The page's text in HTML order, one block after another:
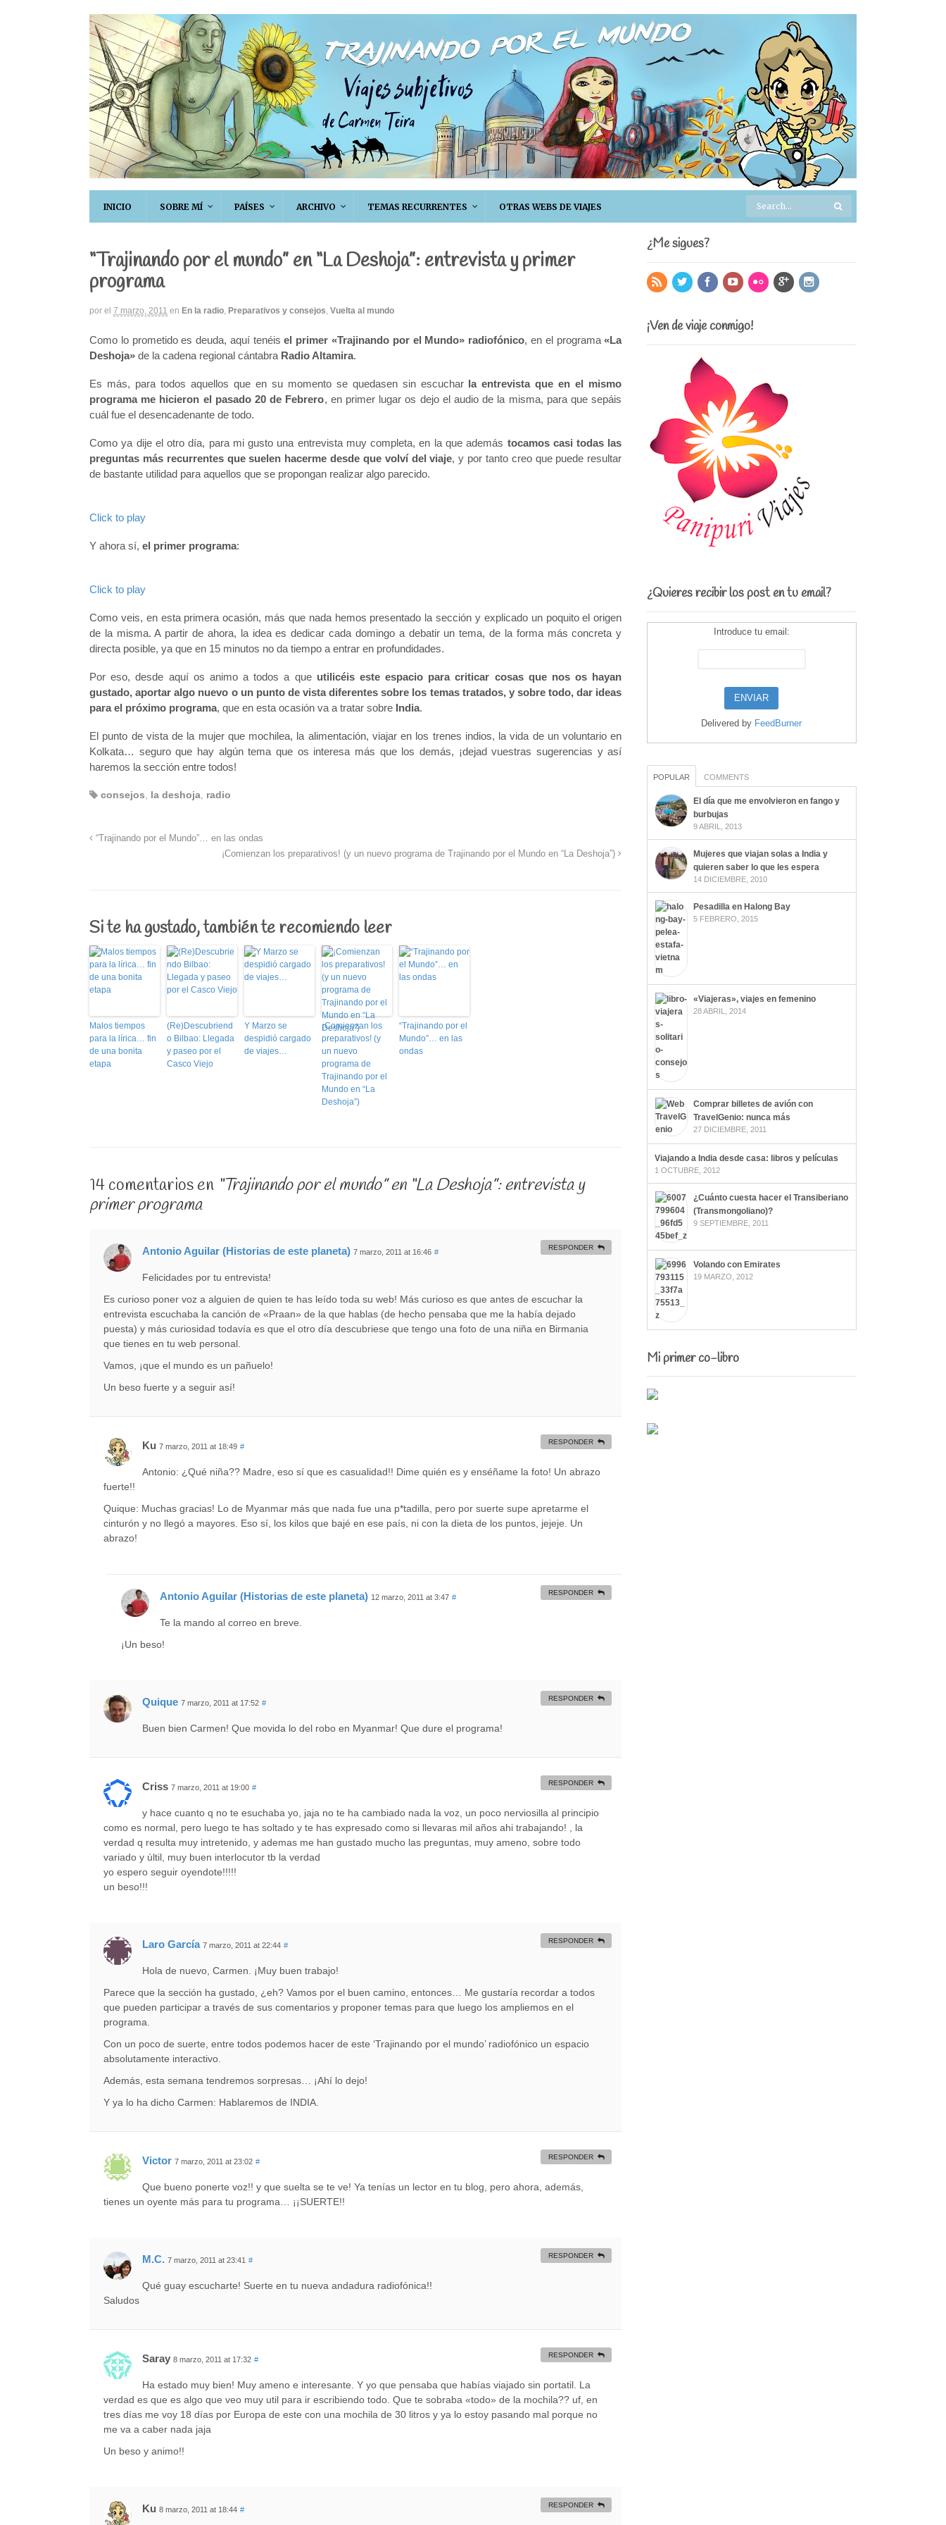
INICIO SOBRE MÍ PAÍSES ARCHIVO TEMAS RECURRENTES OTRAS WEBS DE VIAJES
“Trajinando por el mundo” en “La Deshoja”: entrevista y primer
programa
por el 7 marzo, 2011 en En la radio, Preparativos y consejos, Vuelta al mundo
Como lo prometido es deuda, aquí tenéisel primer «Trajinando por el Mundo» radiofónico, en el programa«La
Deshoja» de la cadena regional cántabra Radio Altamira.
Es más, para todos aquellos que en su momento se quedasen sin escucharla entrevista que en el mismo
programa me hicieron el pasado 20 de Febrero, en primer lugar os dejo el audio de la misma, para que sepáis
cuál fue el desencadenante de todo.
Como ya dije el otro día, para mi gusto una entrevista muy completa, en la que además tocamos casi todas las
preguntas más recurrentes que suelen hacerme desde que volví del viaje, y por tanto creo que puede resultar
de bastante utilidad para aquellos que se propongan realizar algo parecido.
Click to play
Y ahora sí, el primer programa:
Click to play
Como veis, en esta primera ocasión, más que nada hemos presentado la sección y explicado un poquito el origen
de la misma. A partir de ahora, la idea es dedicar cada domingo a debatir un tema, de la forma más concreta y
directa posible, ya que en 15 minutos no da tiempo a entrar en profundidades.
Por eso, desde aquí os animo a todos a que utilicéis este espacio para criticar cosas que nos os hayan
gustado, aportar algo nuevo o un punto de vista diferentes sobre los temas tratados, y sobre todo, dar ideas
para el próximo programa, que en esta ocasión va a tratar sobre India.
El punto de vista de la mujer que mochilea, la alimentación, viajar en los trenes indios, la vida de un voluntario en
Kolkata… seguro que hay algún tema que os interesa más que los demás, ¡dejad vuestras sugerencias y así
haremos la sección entre todos!
consejos la deshoja radio
“Trajinando por el Mundo”… en las ondas
¡Comienzan los preparativos! (y un nuevo programa de Trajinando por el Mundo en “La Deshoja”)
Si te ha gustado, también te recomiendo leer
Malos tiempos
para la lírica… fin
de una bonita
etapa
(Re)Descubriend
o Bilbao: Llegada
y paseo por el
Casco Viejo
Y Marzo se
despidió cargado
de viajes…
¡Comienzan los
preparativos! (y
un nuevo
programa de
Trajinando por el
Mundo en “La
Deshoja”)
“Trajinando por el
Mundo”… en las
ondas
14 comentarios en “Trajinando por el mundo” en “La Deshoja”: entrevista y
primer programa
Antonio Aguilar (Historias de este planeta) 7 marzo, 2011 at 16:46 #
Felicidades por tu entrevista!
Es curioso poner voz a alguien de quien te has leído toda su web! Más curioso es que antes de escuchar la
entrevista escuchaba la canción de «Praan» de la que hablas (de hecho pensaba que me la había dejado
puesta) y más curiosidad todavía es que el otro día descubriese que tengo una foto de una niña en Birmania
que tienes en tu web personal.
Vamos, ¡que el mundo es un pañuelo!
Un beso fuerte y a seguir así!
RESPONDER
Ku 7 marzo, 2011 at 18:49 #
Antonio: ¿Qué niña?? Madre, eso sí que es casualidad!! Dime quién es y enséñame la foto! Un abrazo
fuerte!!
Quique: Muchas gracias! Lo de Myanmar más que nada fue una p*tadilla, pero por suerte supe apretarme el
cinturón y no llegó a mayores. Eso sí, los kilos que bajé en ese país, ni con la dieta de los puntos, jejeje. Un
abrazo!
RESPONDER
Antonio Aguilar (Historias de este planeta) 12 marzo, 2011 at 3:47 #
Te la mando al correo en breve.
¡Un beso!
RESPONDER
Quique 7 marzo, 2011 at 17:52 #
Buen bien Carmen! Que movida lo del robo en Myanmar! Que dure el programa!
RESPONDER
Criss 7 marzo, 2011 at 19:00 #
y hace cuanto q no te esuchaba yo, jaja no te ha cambiado nada la voz, un poco nerviosilla al principio
como es normal, pero luego te has soltado y te has expresado como si llevaras mil años ahi trabajando! , la
verdad q resulta muy intretenido, y ademas me han gustado mucho las preguntas, muy ameno, sobre todo
variado y últil, muy buen interlocutor tb la verdad
yo espero seguir oyendote!!!!!
un beso!!!
RESPONDER
Laro García 7 marzo, 2011 at 22:44 #
Hola de nuevo, Carmen. ¡Muy buen trabajo!
Parece que la sección ha gustado, ¿eh? Vamos por el buen camino, entonces… Me gustaría recordar a todos
que pueden participar a través de sus comentarios y proponer temas para que luego los ampliemos en el
programa.
Con un poco de suerte, entre todos podemos hacer de este ‘Trajinando por el mundo’ radiofónico un espacio
absolutamente interactivo.
Además, esta semana tendremos sorpresas… ¡Ahí lo dejo!
Y ya lo ha dicho Carmen: Hablaremos de INDIA.
RESPONDER
Victor 7 marzo, 2011 at 23:02 #
Que bueno ponerte voz!! y que suelta se te ve! Ya tenías un lector en tu blog, pero ahora, además,
tienes un oyente más para tu programa… ¡¡SUERTE!!
RESPONDER
M.C. 7 marzo, 2011 at 23:41 #
Qué guay escucharte! Suerte en tu nueva andadura radiofónica!!
Saludos
RESPONDER
Saray 8 marzo, 2011 at 17:32 #
Ha estado muy bien! Muy ameno e interesante. Y yo que pensaba que habías viajado sin portatil. La
verdad es que es algo que veo muy util para ir escribiendo todo. Que te sobraba «todo» de la mochila?? uf, en
tres días me voy 18 días por Europa de este con una mochila de 30 litros y ya lo estoy pasando mal porque no
me va a caber nada jaja
Un beso y animo!!
RESPONDER
Ku 8 marzo, 2011 at 18:44 #
RESPONDER
¿Me sigues?
¡Ven de viaje conmigo!
¿Quieres recibir los post en tu email?
Introduce tu email:
Delivered by FeedBurner
POPULAR COMMENTS
El día que me envolvieron en fango y
burbujas
9 ABRIL, 2013
Mujeres que viajan solas a India y
quieren saber lo que les espera
14 DICIEMBRE, 2010
Pesadilla en Halong Bay
5 FEBRERO, 2015
«Viajeras», viajes en femenino
28 ABRIL, 2014
Comprar billetes de avión con
TravelGenio: nunca más
27 DICIEMBRE, 2011
Viajando a India desde casa: libros y películas
1 OCTUBRE, 2012
¿Cuánto cuesta hacer el Transiberiano
(Transmongoliano)?
9 SEPTIEMBRE, 2011
Volando con Emirates
19 MARZO, 2012
Mi primer co-libro